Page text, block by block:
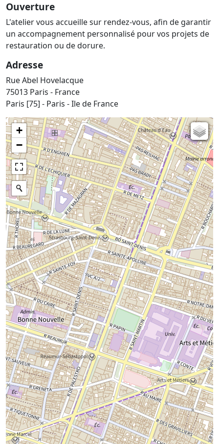
Ouverture
L'atelier vous accueille sur rendez-vous, afin de garantir
un accompagnement personnalisé pour vos projets de
restauration ou de dorure.
Adresse
Rue Abel Hovelacque
75013 Paris - France
Paris [75] - Paris - Ile de France
+
−
Carte de l'état-major (1820-1866)
Parcellaire cadastral
Plan IGN
Photographies aériennes